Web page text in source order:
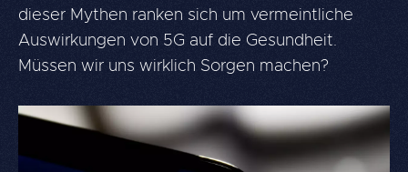
dieser Mythen ranken sich um vermeintliche
Auswirkungen von 5G auf die Gesundheit.
Müssen wir uns wirklich Sorgen machen?